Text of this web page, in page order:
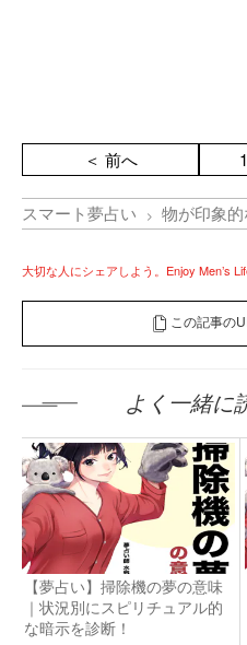
＜ 前へ 1
スマート夢占い 物が印象
大切な人にシェアしよう。Enjoy Men’s
この記事の
よく一緒に
【夢占い】掃除機の夢の意味
｜状況別にスピリチュアル的
な暗示を診断！